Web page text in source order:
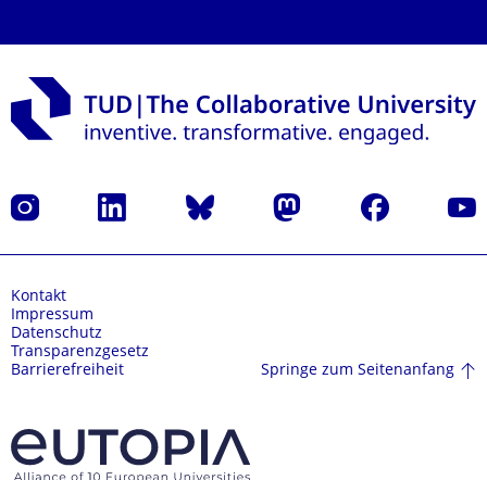
Instagram LinkedIn Bluesky Mastodon Facebook
Kontakt
Impressum
Datenschutz
Transparenzgesetz
Barrierefreiheit
Springe zum Seitenanfang